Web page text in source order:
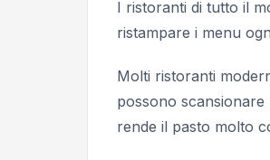
I ristoranti di tutto il
ristampare i menu
Molti ristoranti
possono
rende il pasto molto